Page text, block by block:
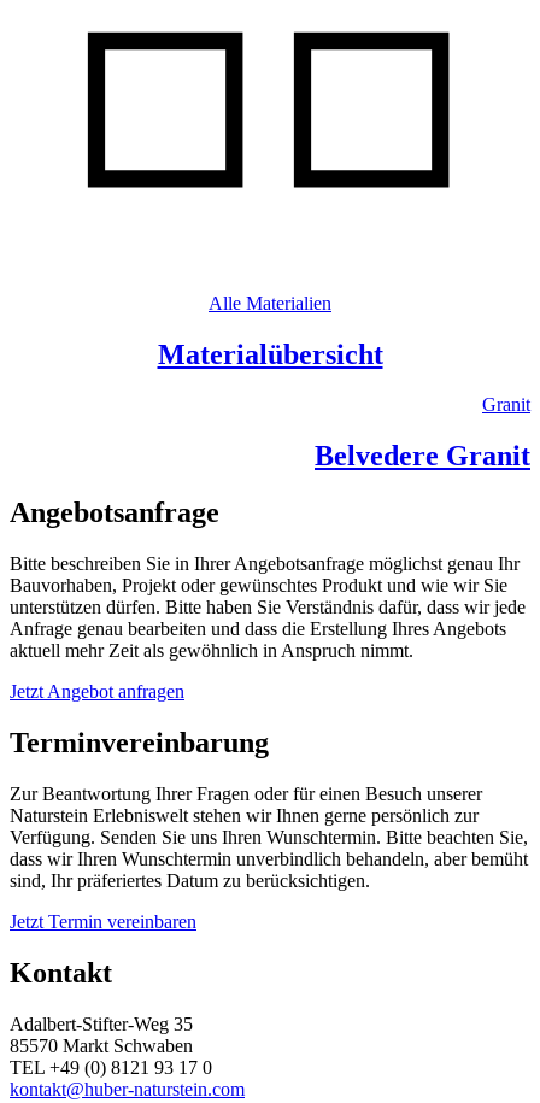
Alle Materialien
Materialübersicht
Granit
Belvedere Granit
Angebotsanfrage
Bitte beschreiben Sie in Ihrer Angebotsanfrage möglichst genau Ihr
Bauvorhaben, Projekt oder gewünschtes Produkt und wie wir Sie
unterstützen dürfen. Bitte haben Sie Verständnis dafür, dass wir jede
Anfrage genau bearbeiten und dass die Erstellung Ihres Angebots
aktuell mehr Zeit als gewöhnlich in Anspruch nimmt.
Jetzt Angebot anfragen
Terminvereinbarung
Zur Beantwortung Ihrer Fragen oder für einen Besuch unserer
Naturstein Erlebniswelt stehen wir Ihnen gerne persönlich zur
Verfügung. Senden Sie uns Ihren Wunschtermin. Bitte beachten Sie,
dass wir Ihren Wunschtermin unverbindlich behandeln, aber bemüht
sind, Ihr präferiertes Datum zu berücksichtigen.
Jetzt Termin vereinbaren
Kontakt
Adalbert-Stifter-Weg 35
85570 Markt Schwaben
TEL +49 (0) 8121 93 17 0
kontakt@huber-naturstein.com